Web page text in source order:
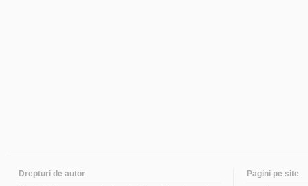
Drepturi de autor Pagini pe site